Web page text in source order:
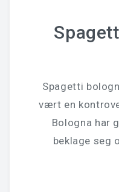
Spagetti
vært en
Bologna har
beklage seg